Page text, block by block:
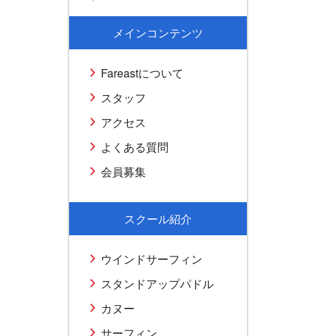
メインコンテンツ
Fareastについて
スタッフ
アクセス
よくある質問
会員募集
スクール紹介
ウインドサーフィン
スタンドアップパドル
カヌー